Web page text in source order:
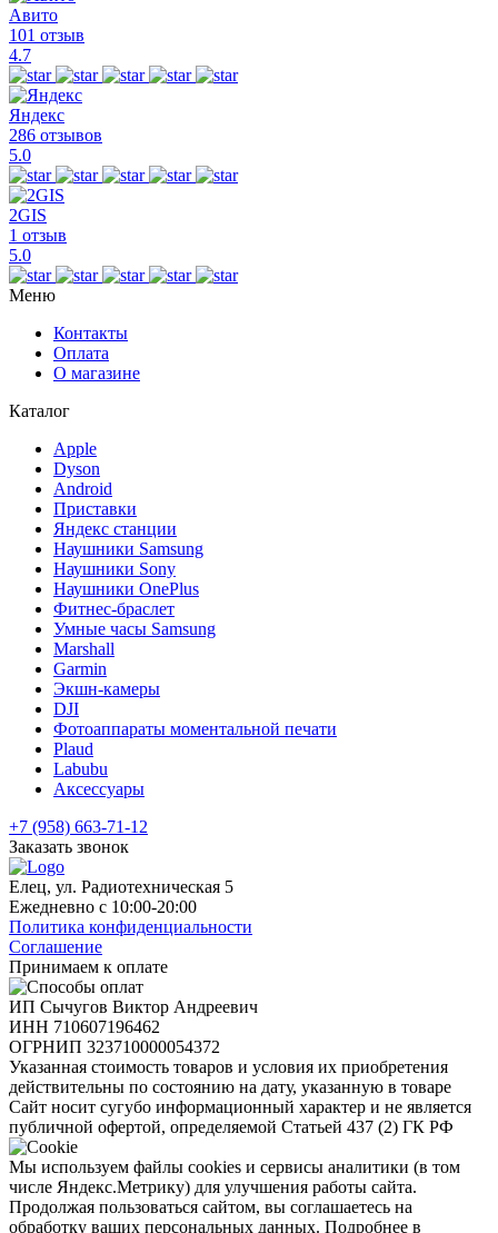
Авито
101 отзыв
4.7
Яндекс
286 отзывов
5.0
2GIS
1 отзыв
5.0
Меню
Контакты
Оплата
О магазине
Каталог
Apple
Dyson
Android
Приставки
Яндекс станции
Наушники Samsung
Наушники Sony
Наушники OnePlus
Фитнес-браслет
Умные часы Samsung
Marshall
Garmin
Экшн-камеры
DJI
Фотоаппараты моментальной печати
Plaud
Labubu
Аксессуары
+7 (958) 663-71-12
Заказать звонок
Елец, ул. Радиотехническая 5
Ежедневно с 10:00-20:00
Политика конфиденциальности
Соглашение
Принимаем к оплате
ИП Сычугов Виктор Андреевич
ИНН 710607196462
ОГРНИП 323710000054372
Указанная стоимость товаров и условия их приобретения
действительны по состоянию на дату, указанную в товаре
Сайт носит сугубо информационный характер и не является
публичной офертой, определяемой Статьей 437 (2) ГК РФ
Мы используем файлы cookies и сервисы аналитики (в том
числе Яндекс.Метрику) для улучшения работы сайта.
Продолжая пользоваться сайтом, вы соглашаетесь на
обработку ваших персональных данных. Подробнее в